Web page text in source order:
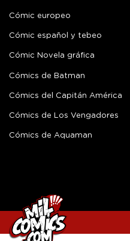
Cómic europeo
Cómic español y tebeo
Cómic Novela gráfica
Cómics de Batman
Cómics del Capitán América
Cómics de Los Vengadores
Cómics de Aquaman